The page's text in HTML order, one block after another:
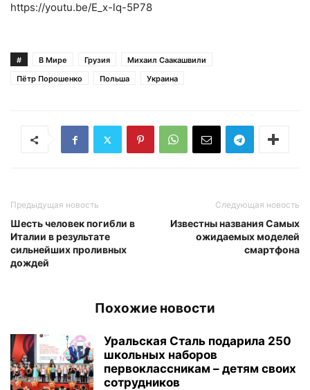
https://youtu.be/E_x-lq-5P78
# В Мире Грузия
Михаил Саакашвили
Пётр Порошенко
Польша Украина
Предыдущая новость
Шесть человек погибли в
Италии в результате
сильнейших проливных
дождей
Следующая новость
Известны названия Самых
ожидаемых моделей
смартфона
Похожие новости
Уральская Сталь подарила 250
школьных наборов
первоклассникам – детям своих
сотрудников